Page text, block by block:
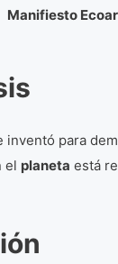
Paris 2025
vous» Paris 2023
Un hommage
2021 “Traverser
Manifiesto
inventó para
el planeta está